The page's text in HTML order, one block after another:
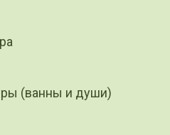
(ванны и души)